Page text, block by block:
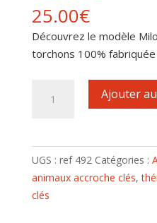
25.00€
Découvrez le modèle
torchons 100% fabriquée
motif
Milou
Ajouter
UGS : ref 492 Catégories :
animaux accroche clés,
clés